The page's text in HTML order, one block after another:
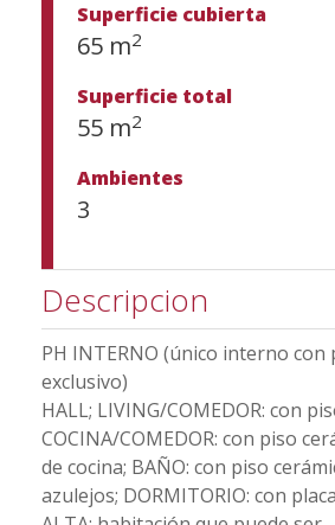
Superficie cubierta
65 m2
Superficie total
55 m2
Ambientes
3
Descripcion
PH INTERNO (único interno con
exclusivo)
HALL; LIVING/COMEDOR: con
COCINA/COMEDOR: con piso
de cocina; BAÑO: con piso
azulejos; DORMITORIO: con